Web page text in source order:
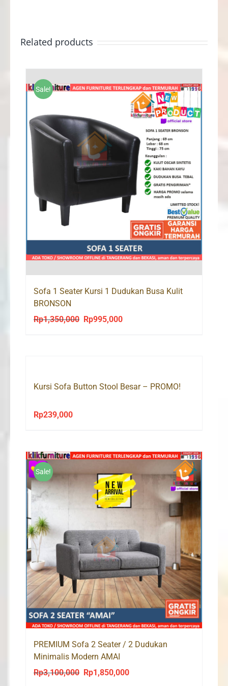
Related products
Sale!
Sofa 1 Seater Kursi 1 Dudukan Busa Kulit
BRONSON
Rp1,350,000
Original
Rp995,000Current
Kursi Sofa Button Stool Besar – PROMO!
Rp239,000
Sale!
PREMIUM Sofa 2 Seater / 2 Dudukan
Minimalis Modern AMAI
Rp3,100,000
Original
Rp1,850,000Current